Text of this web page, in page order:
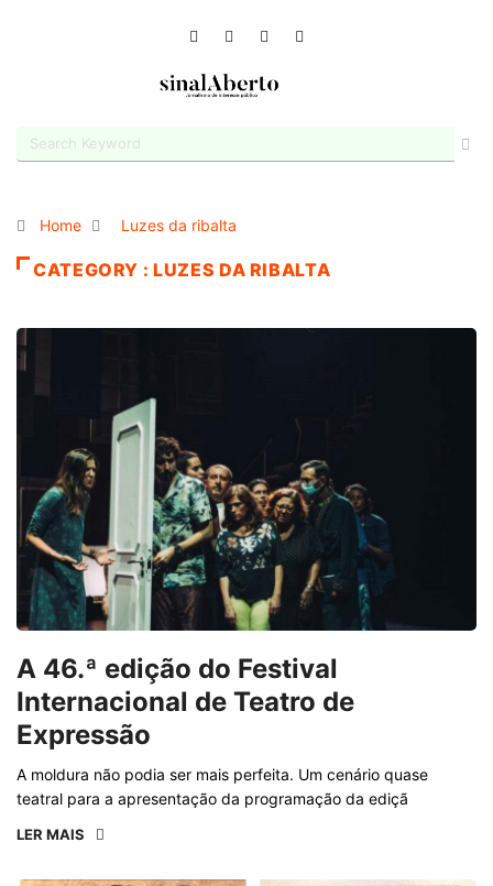
Home Luzes da ribalta
CATEGORY : LUZES DA RIBALTA
A 46.ª edição do Festival
Internacional de Teatro de
Expressão
A moldura não podia ser mais perfeita. Um cenário quase
teatral para a apresentação da programação da ediçã
LER MAIS